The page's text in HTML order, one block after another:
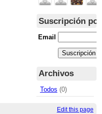
Suscripción
Email
Archivos
Todos (0)
Edit this page